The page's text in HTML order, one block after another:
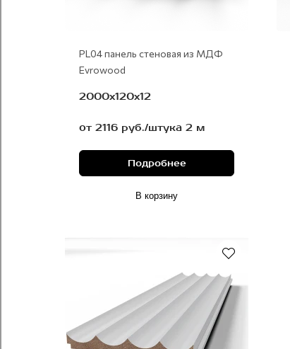
PL04 панель стеновая из МДФ
Evrowood
2000x120x12
от 2116 руб./штука 2 м
Подробнее
В корзину